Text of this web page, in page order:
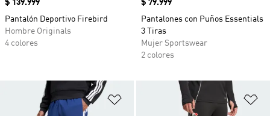
Precio
$ 139.999
Pantalón Deportivo Firebird
Hombre Originals
4 colores
Precio
$ 79.999
Pantalones con Puños Essentials
3 Tiras
Mujer Sportswear
2 colores
Añadir a la lista de deseos